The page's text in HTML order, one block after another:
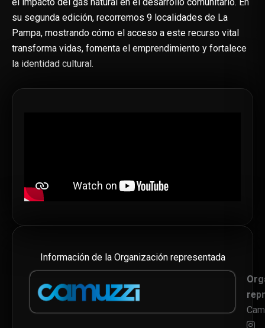
el impacto del gas natural en el desarrollo comunitario. En
su segunda edición, recorremos 9 localidades de La
Pampa, mostrando cómo el acceso a este recurso vital
transforma vidas, fomenta el emprendimiento y fortalece
la identidad cultural.
Información de la Organización representada